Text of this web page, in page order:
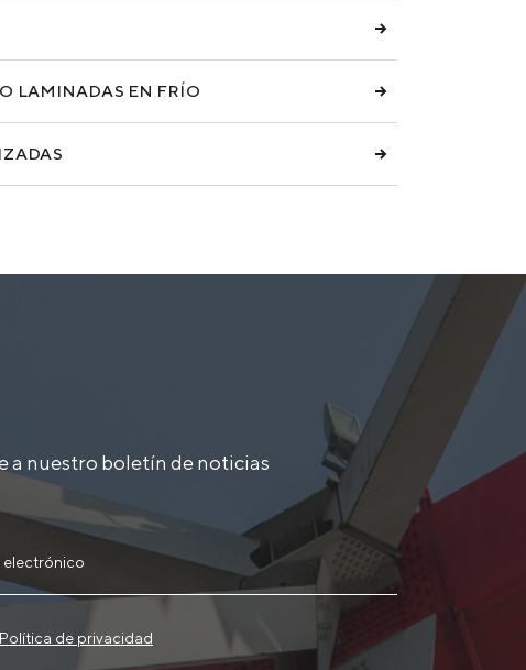
LAMINADAS EN FRÍO
a nuestro boletín de noticias
Política de privacidad